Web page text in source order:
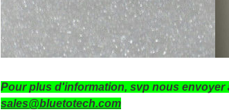
Pour plus d'information, svp nous envoyer
sales@bluetotech.com